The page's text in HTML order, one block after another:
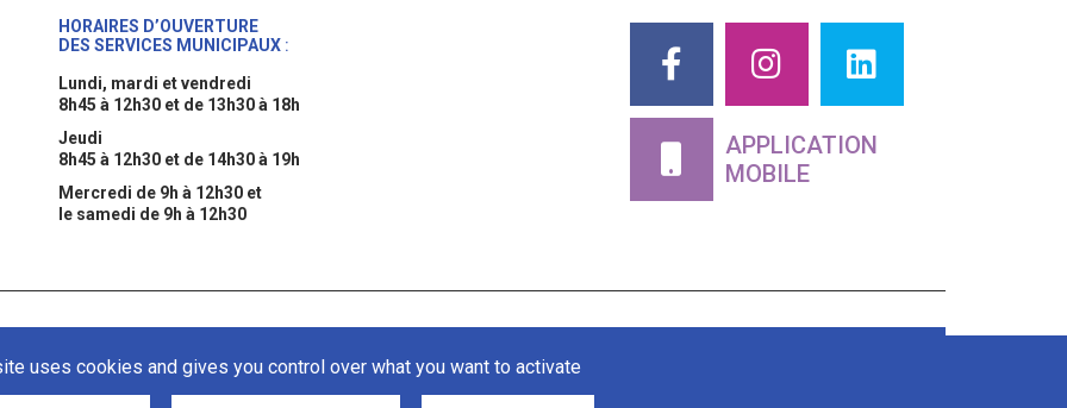
HORAIRES D’OUVERTURE
DES SERVICES MUNICIPAUX :
Lundi, mardi et vendredi
8h45 à 12h30 et de 13h30 à 18h
Jeudi
8h45 à 12h30 et de 14h30 à 19h
Mercredi de 9h à 12h30 et
le samedi de 9h à 12h30
APPLICATION
MOBILE
Mentions légales
Gestion des cookies
uses cookies and gives you control over what you want to activate